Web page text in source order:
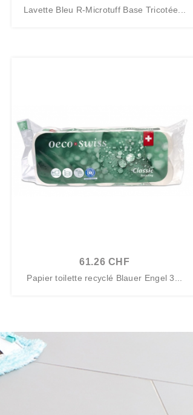
Lavette Bleu R-Microtuff Base Tricotée...
61.26 CHF
Papier toilette recyclé Blauer Engel 3...